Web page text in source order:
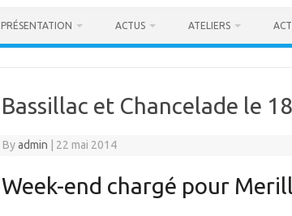
PRÉSENTATION ACTUS ATELIERS
Bassillac et Chancelade le
Byadmin 22 mai 2014
Week-end chargé pour